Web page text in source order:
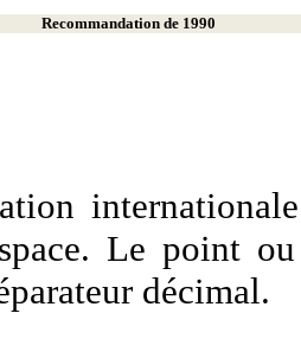
Recommandation de 1990
Le point
décimal.